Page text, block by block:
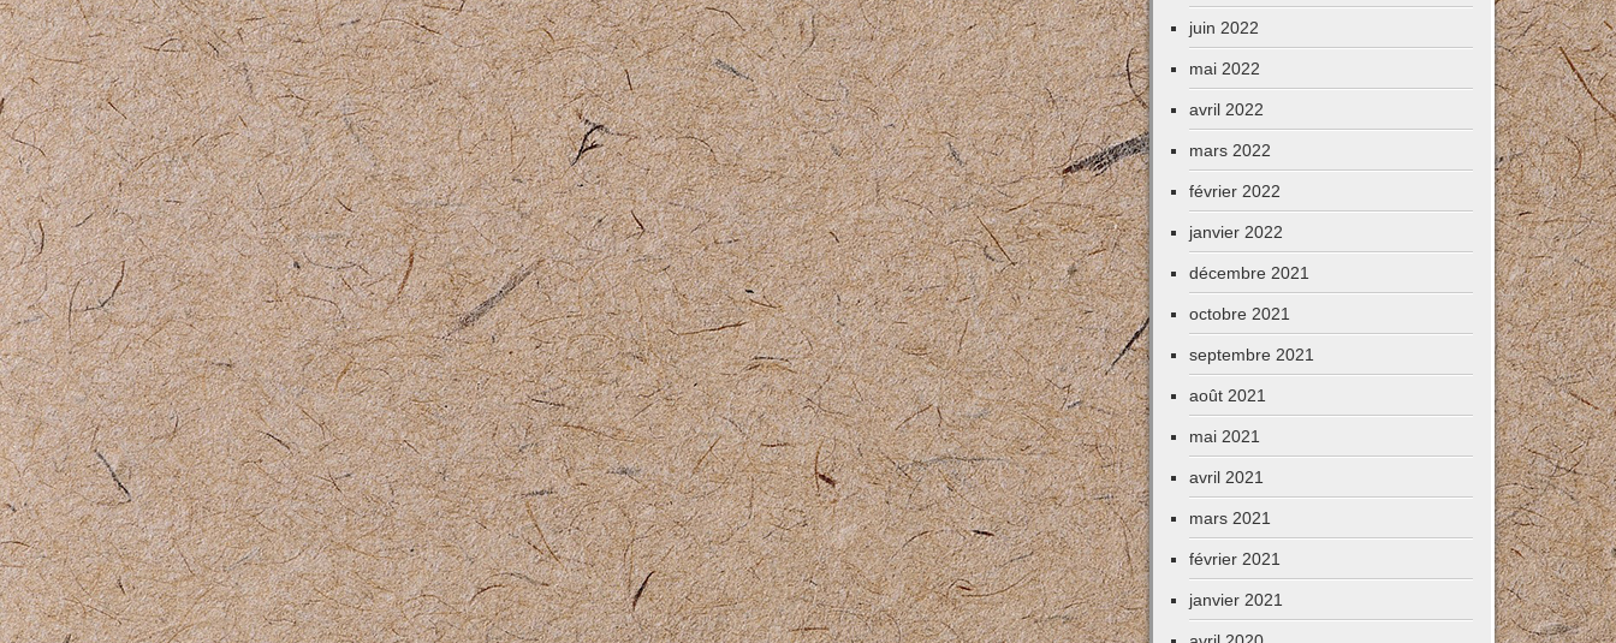
juin 2022
mai 2022
avril 2022
mars 2022
février 2022
janvier 2022
décembre 2021
octobre 2021
septembre 2021
août 2021
mai 2021
avril 2021
mars 2021
février 2021
janvier 2021